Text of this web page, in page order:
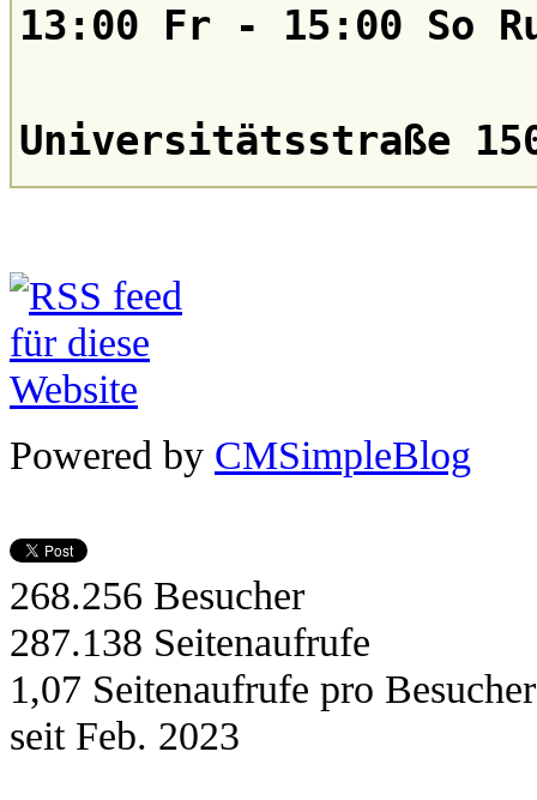
13:00 Fr - 15:00 So
Universitätsstraße
Powered by CMSimpleBlog
268.256 Besucher
287.138 Seitenaufrufe
1,07 Seitenaufrufe pro Besucher
seit Feb. 2023